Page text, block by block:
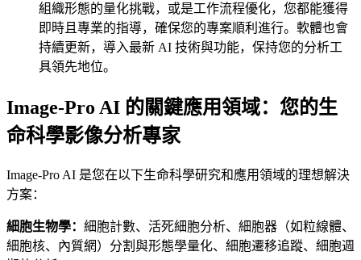
組織形態的量化挑戰，或是工作流程優化，您都能獲得
即時且專業的指導，確保您的專案順利進行。軟體也會
持續更新，導入最新 AI 技術與功能，保持您的分析工
具領先地位。
Image-Pro AI 的關鍵應用領域：您的生
命科學影像分析專家
Image-Pro AI 是您在以下生命科學研究和應用領域的理想解決
方案：
細胞生物學： 細胞計數、活死細胞分析、細胞器（如粒線體、
細胞核、內質網）分割與形態學量化、細胞遷移追蹤、細胞週